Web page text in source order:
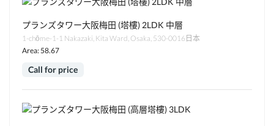
プランズタワー大阪梅田 (塔樓) 2LDK 中層
1-chōme-1-1 Nakazaki, Kita Ward, Osaka, 530-0016日本
Area: 58.67
Call for price